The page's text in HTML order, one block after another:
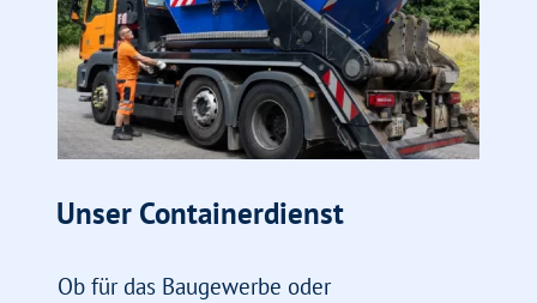
Unser Containerdienst
Ob für das Baugewerbe oder